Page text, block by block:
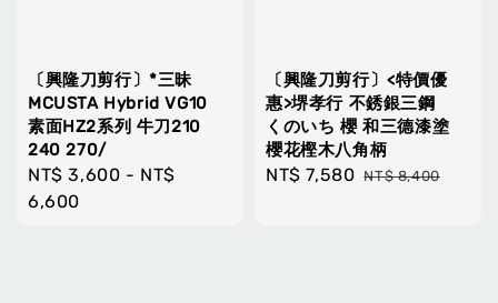
〔興隆刀剪行〕*三昧
MCUSTA Hybrid VG10
素面HZ2系列 牛刀210
240 270/
Regular
price
NT$ 3,600 - NT$
6,600
〔興隆刀剪行〕<特價優
惠>堺孝行 不銹銀三鋼
くのいち 櫻 和三德漆塗
櫻花樫木八角柄
Sale
NT$ 7,580 Regular
NT$ 8,400